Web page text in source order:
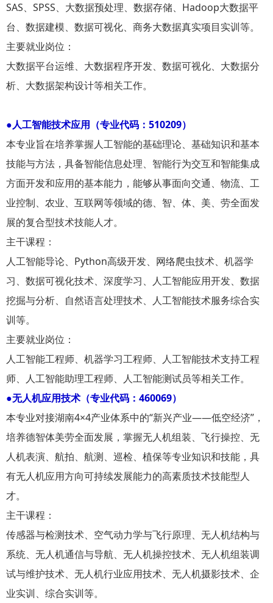
SAS、SPSS、大数据预处理、数据存储、Hadoop大数据平
台、数据建模、数据可视化、商务大数据真实项目实训等。
主要就业岗位：
大数据平台运维、大数据程序开发、数据可视化、大数据分
析、大数据架构设计等相关工作。
●人工智能技术应用（专业代码：510209）
本专业旨在培养掌握人工智能的基础理论、基础知识和基本
技能与方法，具备智能信息处理、智能行为交互和智能集成
方面开发和应用的基本能力，能够从事面向交通、物流、工
业控制、农业、互联网等领域的德、智、体、美、劳全面发
展的复合型技术技能人才。
主干课程：
人工智能导论、Python高级开发、网络爬虫技术、机器学
习、数据可视化技术、深度学习、人工智能应用开发、数据
挖掘与分析、自然语言处理技术、人工智能技术服务综合实
训等。
主要就业岗位：
人工智能工程师、机器学习工程师、人工智能技术支持工程
师、人工智能助理工程师、人工智能测试员等相关工作。
●无人机应用技术（专业代码：460069）
本专业对接湖南4×4产业体系中的“新兴产业——低空经济”，
培养德智体美劳全面发展，掌握无人机组装、飞行操控、无
人机表演、航拍、航测、巡检、植保等专业知识和技能，具
有无人机应用方向可持续发展能力的高素质技术技能型人
才。
主干课程：
传感器与检测技术、空气动力学与飞行原理、无人机结构与
系统、无人机通信与导航、无人机操控技术、无人机组装调
试与维护技术、无人机行业应用技术、无人机摄影技术、企
业实训、综合实训等。